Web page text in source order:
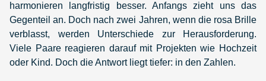
harmonieren langfristig besser. Anfangs zieht uns das
Gegenteil an. Doch nach zwei Jahren, wenn die rosa Brille
verblasst, werden Unterschiede zur Herausforderung.
Viele Paare reagieren darauf mit Projekten wie Hochzeit
oder Kind. Doch die Antwort liegt tiefer: in den Zahlen.